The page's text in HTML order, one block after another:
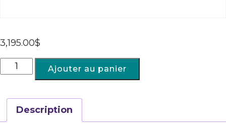
3,195.00$
Ajouter au panier
Description